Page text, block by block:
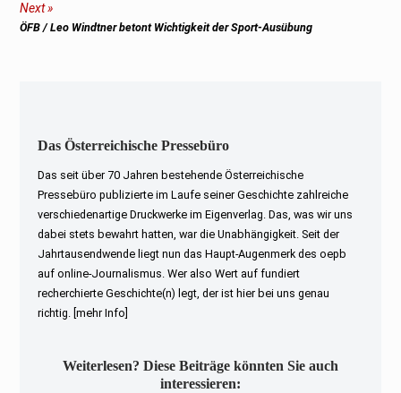
Next
Next
ÖFB / Leo Windtner betont Wichtigkeit der Sport-Ausübung
Das Österreichische Pressebüro
Das seit über 70 Jahren bestehende Österreichische
Pressebüro publizierte im Laufe seiner Geschichte zahlreiche
verschiedenartige Druckwerke im Eigenverlag. Das, was wir uns
dabei stets bewahrt hatten, war die Unabhängigkeit. Seit der
Jahrtausendwende liegt nun das Haupt-Augenmerk des oepb
auf online-Journalismus. Wer also Wert auf fundiert
recherchierte Geschichte(n) legt, der ist hier bei uns genau
richtig.
[mehr Info]
Weiterlesen? Diese Beiträge könnten Sie auch
interessieren: